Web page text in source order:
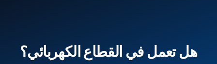
هل تعمل في القطاع الكهربائي؟